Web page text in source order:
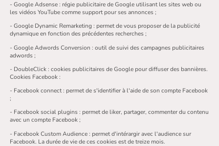
- Google Adsense : régie publicitaire de Google utilisant les sites web ou
les vidéos YouTube comme support pour ses annonces ;
- Google Dynamic Remarketing : permet de vous proposer de la publicité
dynamique en fonction des précédentes recherches ;
- Google Adwords Conversion : outil de suivi des campagnes publicitaires
adwords ;
- DoubleClick : cookies publicitaires de Google pour diffuser des bannières.
Cookies Facebook :
- Facebook connect : permet de s'identifier à l'aide de son compte Facebook
;
- Facebook social plugins : permet de liker, partager, commenter du contenu
avec un compte Facebook ;
- Facebook Custom Audience : permet d'intérargir avec l'audience sur
Facebook. La durée de vie de ces cookies est de treize mois.